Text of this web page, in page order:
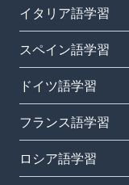
イタリア語学習
スペイン語学習
ドイツ語学習
フランス語学習
ロシア語学習